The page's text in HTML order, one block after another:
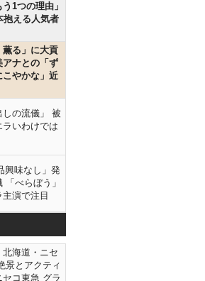
1つの理由」
える人気者
薫る」に大貢
ナとの「ず
こやかな」近
の流儀」 被
いわけでは
興味なし」発
べらぼう」
演で注目
海道・ニセ
景とアクティ
コ東急 グラ